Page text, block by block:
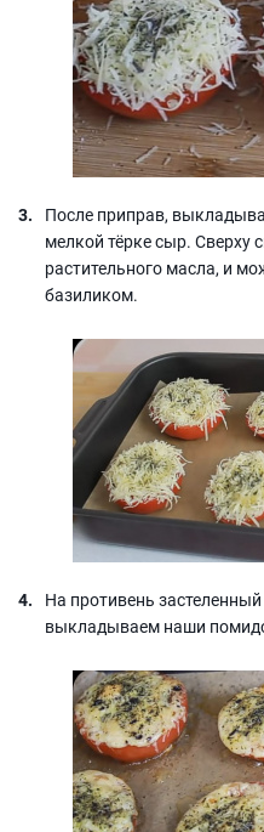
После приправ,
мелкой тёрке сыр. Сверху
растительного масла, и
базиликом.
На противень
выкладываем наши